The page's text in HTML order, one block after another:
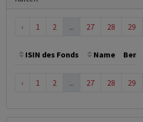
‹ 1 2 ... 27 28 29
ISIN des Fonds Name
‹ 1 2 ... 27 28 29